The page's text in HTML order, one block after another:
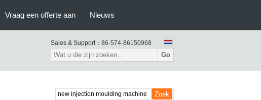
Vraag een offerte aan Nieuws
Sales & Support： 86-574-86150968
Go